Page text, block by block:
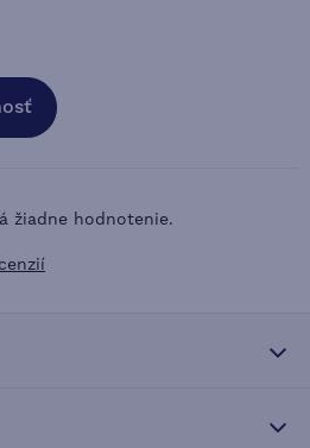
žiadne hodnotenie.